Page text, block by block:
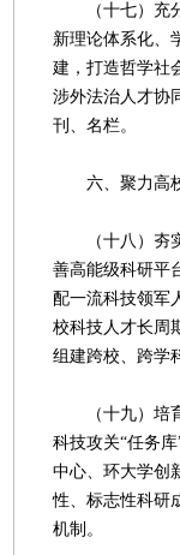
（十七）充分
新理论体系化、
建，打造哲学社
涉外法治人才协
刊、名栏。
六、聚力高校
（十八）夯实
善高能级科研平
配一流科技领军
校科技人才长周
组建跨校、跨学
（十九）培育
科技攻关“任务
中心、环大学创
性、标志性科研
机制。